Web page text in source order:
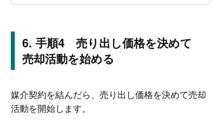
手順4 売り出し価格を決めて
売却活動を始める
媒介契約を結んだら、売り出し価格を決めて売却
活動を開始します。